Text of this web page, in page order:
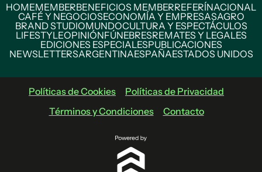
HOMEMEMBERBENEFICIOS MEMBERREFERÍNACIONAL
CAFÉ Y NEGOCIOSECONOMÍA Y EMPRESASAGRO
BRAND STUDIOMUNDOCULTURA Y ESPECTÁCULOS
LIFESTYLEOPINIÓNFÚNEBRESREMATES Y LEGALES
EDICIONES ESPECIALESPUBLICACIONES
NEWSLETTERSARGENTINAESPAÑAESTADOS UNIDOS
Políticas de Cookies
Políticas de Privacidad
Términos y Condiciones
Contacto